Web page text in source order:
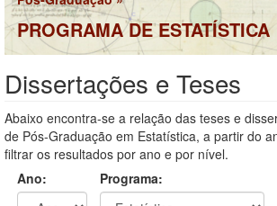
PROGRAMA DE ESTATÍSTICA
Dissertações e Teses
Abaixo encontra-se a relação das teses e
de Pós-Graduação em Estatística, a partir do
filtrar os resultados por ano e por nível.
Ano:
Programa: